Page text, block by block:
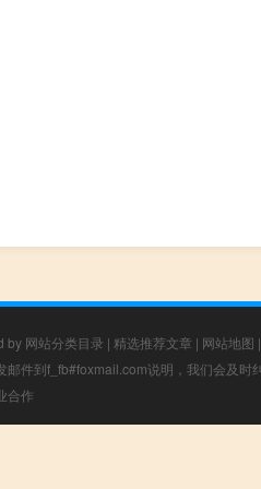
by 网站分类目录 | 精选推荐文章 | 网站地图 |
件到f_fb#foxmail.com说明，我们会及时
合作